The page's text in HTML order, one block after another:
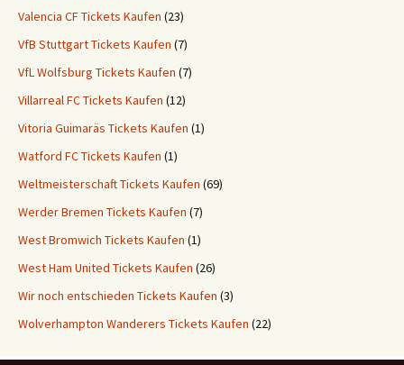
Valencia CF Tickets Kaufen (23)
VfB Stuttgart Tickets Kaufen (7)
VfL Wolfsburg Tickets Kaufen (7)
Villarreal FC Tickets Kaufen (12)
Vitoria Guimaräs Tickets Kaufen (1)
Watford FC Tickets Kaufen (1)
Weltmeisterschaft Tickets Kaufen (69)
Werder Bremen Tickets Kaufen (7)
West Bromwich Tickets Kaufen (1)
West Ham United Tickets Kaufen (26)
Wir noch entschieden Tickets Kaufen (3)
Wolverhampton Wanderers Tickets Kaufen (22)